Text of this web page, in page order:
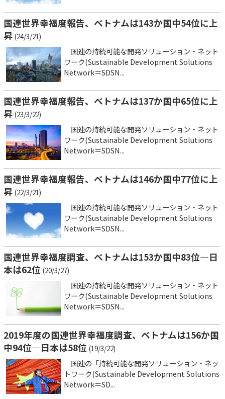
国連世界幸福度報告、ベトナムは143か国中54位に上
昇 (24/3/21)
国連の持続可能な開発ソリューション・ネット
ワーク(Sustainable Development Solutions
Network＝SDSN...
国連世界幸福度報告、ベトナムは137か国中65位に上
昇 (23/3/22)
国連の持続可能な開発ソリューション・ネット
ワーク(Sustainable Development Solutions
Network＝SDSN...
国連世界幸福度報告、ベトナムは146か国中77位に上
昇 (22/3/21)
国連の持続可能な開発ソリューション・ネット
ワーク(Sustainable Development Solutions
Network＝SDSN...
国連世界幸福度調査、ベトナムは153か国中83位―日
本は62位 (20/3/27)
国連の持続可能な開発ソリューション・ネット
ワーク(Sustainable Development Solutions
Network＝SDSN...
2019年度の国連世界幸福度調査、ベトナムは156か国
中94位―日本は58位 (19/3/22)
国連の「持続可能な開発ソリューション・ネッ
トワーク(Sustainable Development Solutions
Network＝SD...